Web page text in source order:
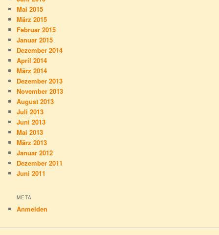
Mai 2015
März 2015
Februar 2015
Januar 2015
Dezember 2014
April 2014
März 2014
Dezember 2013
November 2013
August 2013
Juli 2013
Juni 2013
Mai 2013
März 2013
Januar 2012
Dezember 2011
Juni 2011
META
Anmelden